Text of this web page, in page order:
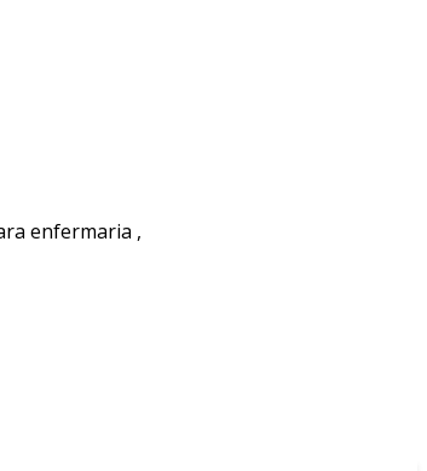
enfermaria ,